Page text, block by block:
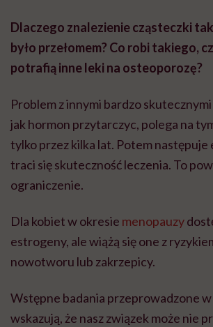
Dlaczego znalezienie cząsteczki
było przełomem? Co robi takiego,
potrafią inne leki na osteoporozę?
Problem z innymi bardzo
jak hormon przytarczyc, polega na
tylko przez kilka lat. Potem następuje
traci się skuteczność leczenia. To
ograniczenie.
Dla kobiet w okresie menopauzy
estrogeny, ale wiążą się one z
nowotworu lub zakrzepicy.
Wstępne badania przeprowadzone
wskazują, że nasz związek może nie